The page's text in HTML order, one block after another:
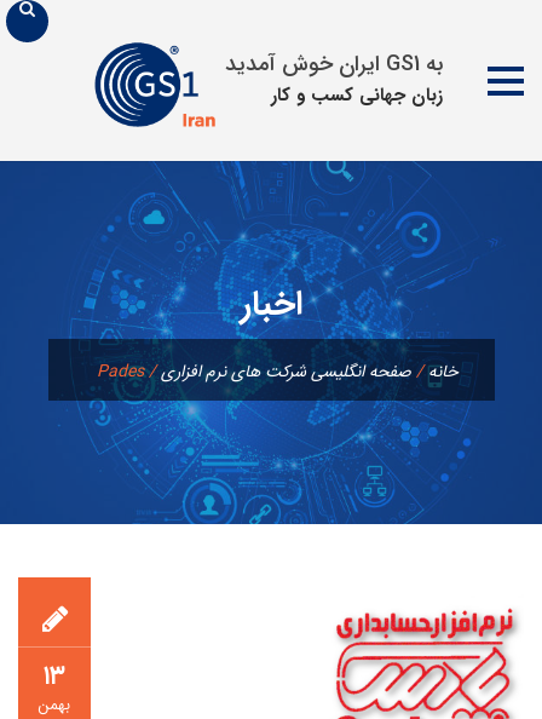
به GS1 ایران خوش آمدید
زبان جهانی كسب و كار
محتوا
اخبار
خانه/صفحه انگلیسی شرکت های نرم افزاری/
Pades
۱۳
بهمن